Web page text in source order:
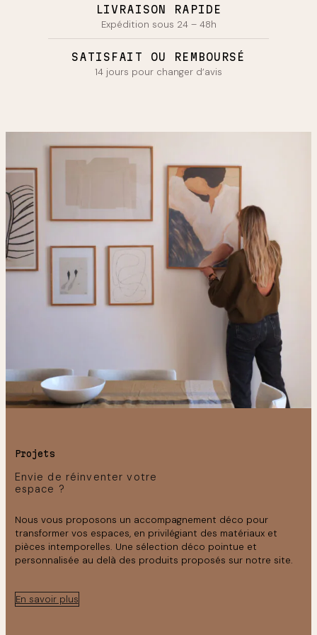
LIVRAISON RAPIDE
Expédition sous 24 – 48h
SATISFAIT OU REMBOURSÉ
14 jours pour changer d’avis
Projets
Envie de réinventer votre
espace ?
Nous vous proposons un accompagnement déco pour
transformer vos espaces, en privilégiant des matériaux et
pièces intemporelles. Une sélection déco pointue et
personnalisée au delà des produits proposés sur notre site.
En savoir plus